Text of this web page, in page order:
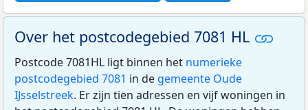
Over het postcodegebied 7081 HL
Postcode 7081HL ligt binnen het numerieke
postcodegebied 7081 in de gemeente Oude
IJsselstreek. Er zijn tien adressen en vijf woningen in